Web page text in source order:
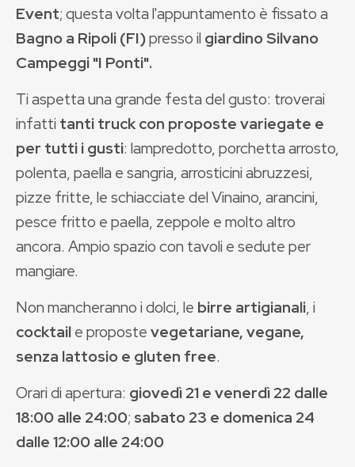
Event; questa volta l'appuntamento è fissato a
Bagno a Ripoli (FI)presso il giardino Silvano
Campeggi "I Ponti".
Ti aspetta una grande festa del gusto: troverai
infatti tanti truck con proposte variegate e
per tutti i gusti: lampredotto, porchetta arrosto,
polenta, paella e sangria, arrosticini abruzzesi,
pizze fritte, le schiacciate del Vinaino, arancini,
pesce fritto e paella, zeppole e molto altro
ancora. Ampio spazio con tavoli e sedute per
mangiare.
Non mancheranno i dolci, le birre artigianali, i
cocktaile propostevegetariane, vegane,
senza lattosio e gluten free.
Orari di apertura: giovedì 21 e venerdì 22 dalle
18:00 alle 24:00; sabato 23 e domenica 24
dalle 12:00 alle 24:00